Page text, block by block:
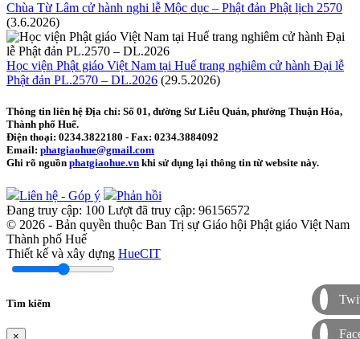
Chùa Từ Lâm cử hành nghi lễ Mộc dục – Phật đản Phật lịch 2570
(3.6.2026)
Học viện Phật giáo Việt Nam tại Huế trang nghiêm cử hành Đại lễ
Phật đản PL.2570 – DL.2026 (29.5.2026)
Thông tin liên hệ Địa chỉ: Số 01, đường Sư Liễu Quán, phường Thuận Hóa,
Thành phố Huế.
Điện thoại: 0234.3822180 - Fax: 0234.3884092
Email: phatgiaohue@gmail.com
Ghi rõ nguồn phatgiaohue.vn khi sử dụng lại thông tin từ website này.
Liên hệ - Góp ý
Phản hồi
Đang truy cập: 100 Lượt đã truy cập: 96156572
© 2026 - Bản quyền thuộc Ban Trị sự Giáo hội Phật giáo Việt Nam
Thành phố Huế
Thiết kế và xây dựng HueCIT
Tìm kiếm
×